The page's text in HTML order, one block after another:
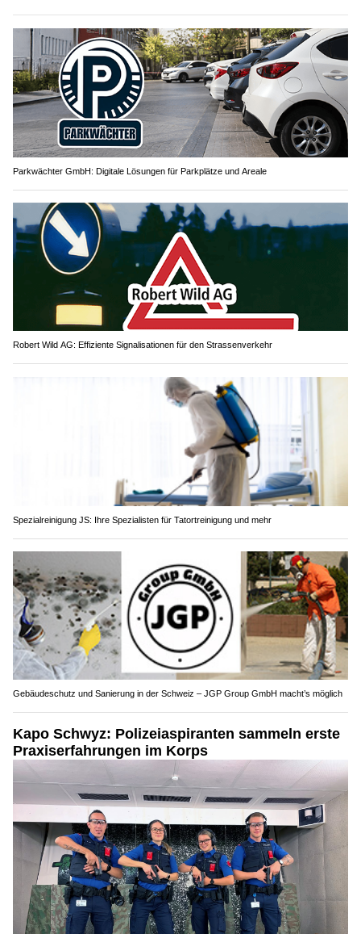
Parkwächter GmbH: Digitale Lösungen für Parkplätze und Areale
Robert Wild AG: Effiziente Signalisationen für den Strassenverkehr
Spezialreinigung JS: Ihre Spezialisten für Tatortreinigung und mehr
Gebäudeschutz und Sanierung in der Schweiz – JGP Group GmbH macht’s möglich
Kapo Schwyz: Polizeiaspiranten sammeln erste
Praxiserfahrungen im Korps